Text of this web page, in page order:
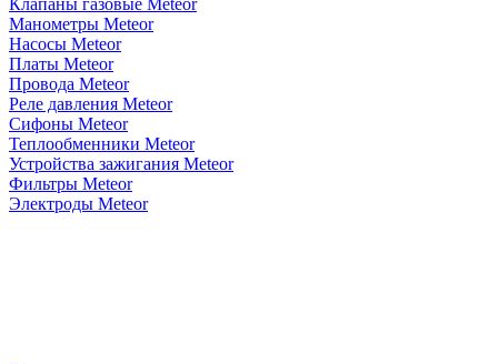
Клапаны газовые Meteor
Манометры Meteor
Насосы Meteor
Платы Meteor
Провода Meteor
Реле давления Meteor
Сифоны Meteor
Теплообменники Meteor
Устройства зажигания Meteor
Фильтры Meteor
Электроды Meteor